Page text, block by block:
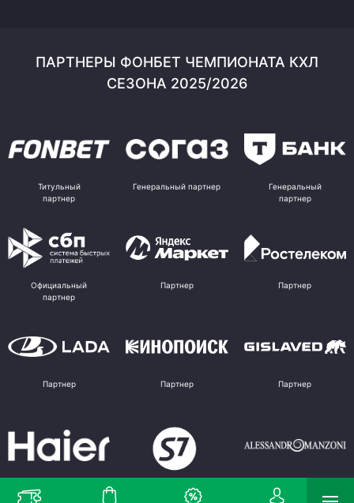
ПАРТНЕРЫ ФОНБЕТ ЧЕМПИОНАТА КХЛ
СЕЗОНА 2025/2026
Титульный
партнер
Генеральный партнер
Генеральный
партнер
Официальный
партнер
Партнер Партнер
Партнер Партнер Партнер